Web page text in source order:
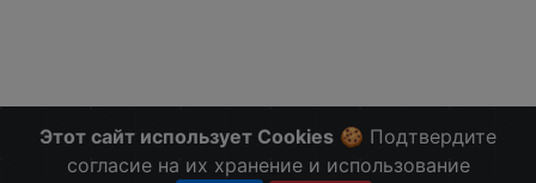
Этот сайт использует Cookies 🍪 Подтвердите
согласие на их хранение и использование